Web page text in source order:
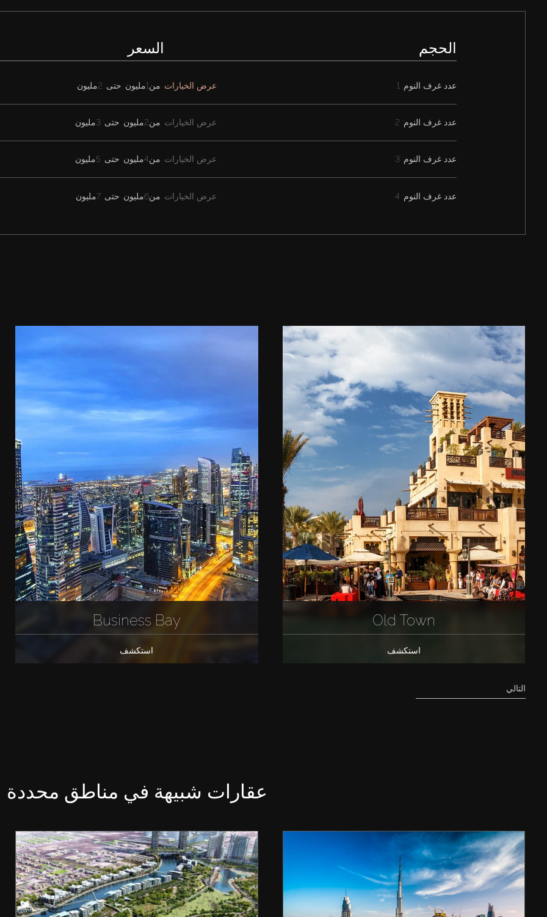
الحجم
عدد غرف النوم: 1 عرض الخيارات
عدد غرف النوم: 2 عرض الخيارات
عدد غرف النوم: 3 عرض الخيارات
عدد غرف النوم: 4 عرض الخيارات
السعر
من1مليون حتى 2مليون
من2مليون حتى 3مليون
من4مليون حتى 5مليون
من6مليون حتى 7مليون
Business Bay
استكشف
Old Town
استكشف
التالي
عقارات شبيهة في مناطق محددة